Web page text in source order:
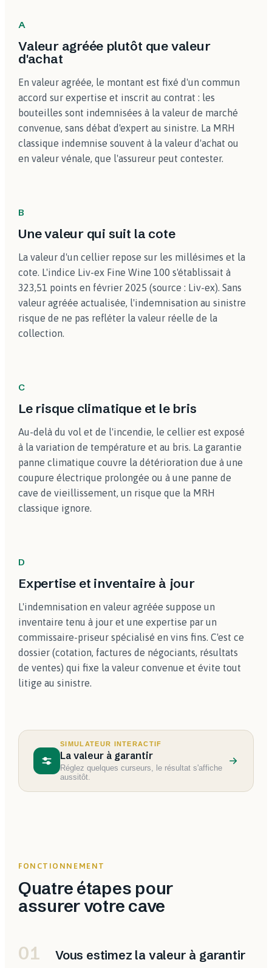
A
Valeur agréée plutôt que valeur
d'achat
En valeur agréée, le montant est fixé d'un commun
accord sur expertise et inscrit au contrat : les
bouteilles sont indemnisées à la valeur de marché
convenue, sans débat d'expert au sinistre. La MRH
classique indemnise souvent à la valeur d'achat ou
en valeur vénale, que l'assureur peut contester.
B
Une valeur qui suit la cote
La valeur d'un cellier repose sur les millésimes et la
cote. L'indice Liv-ex Fine Wine 100 s'établissait à
323,51 points en février 2025 (source : Liv-ex). Sans
valeur agréée actualisée, l'indemnisation au sinistre
risque de ne pas refléter la valeur réelle de la
collection.
C
Le risque climatique et le bris
Au-delà du vol et de l'incendie, le cellier est exposé
à la variation de température et au bris. La garantie
panne climatique couvre la détérioration due à une
coupure électrique prolongée ou à une panne de
cave de vieillissement, un risque que la MRH
classique ignore.
D
Expertise et inventaire à jour
L'indemnisation en valeur agréée suppose un
inventaire tenu à jour et une expertise par un
commissaire-priseur spécialisé en vins fins. C'est ce
dossier (cotation, factures de négociants, résultats
de ventes) qui fixe la valeur convenue et évite tout
litige au sinistre.
SIMULATEUR INTERACTIF
La valeur à garantir
Réglez quelques curseurs, le résultat s'affiche
aussitôt.
FONCTIONNEMENT
Quatre étapes pour
assurer votre cave
01 Vous estimez la valeur à garantir